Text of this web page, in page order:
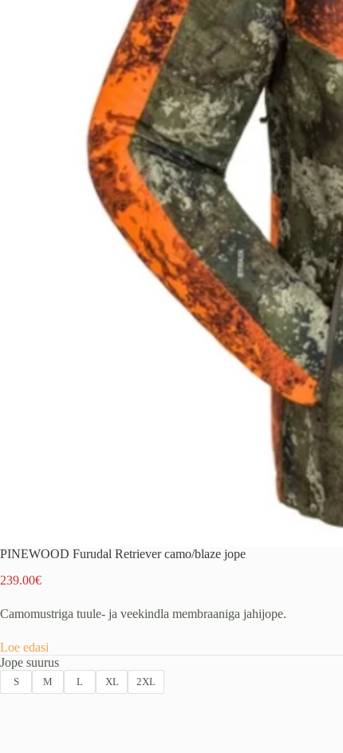
PINEWOOD Furudal Retriever camo/blaze jope
239.00€
Camomustriga tuule- ja veekindla membraaniga jahijope.
Loe edasi
Jope suurus
S M L XL 2XL